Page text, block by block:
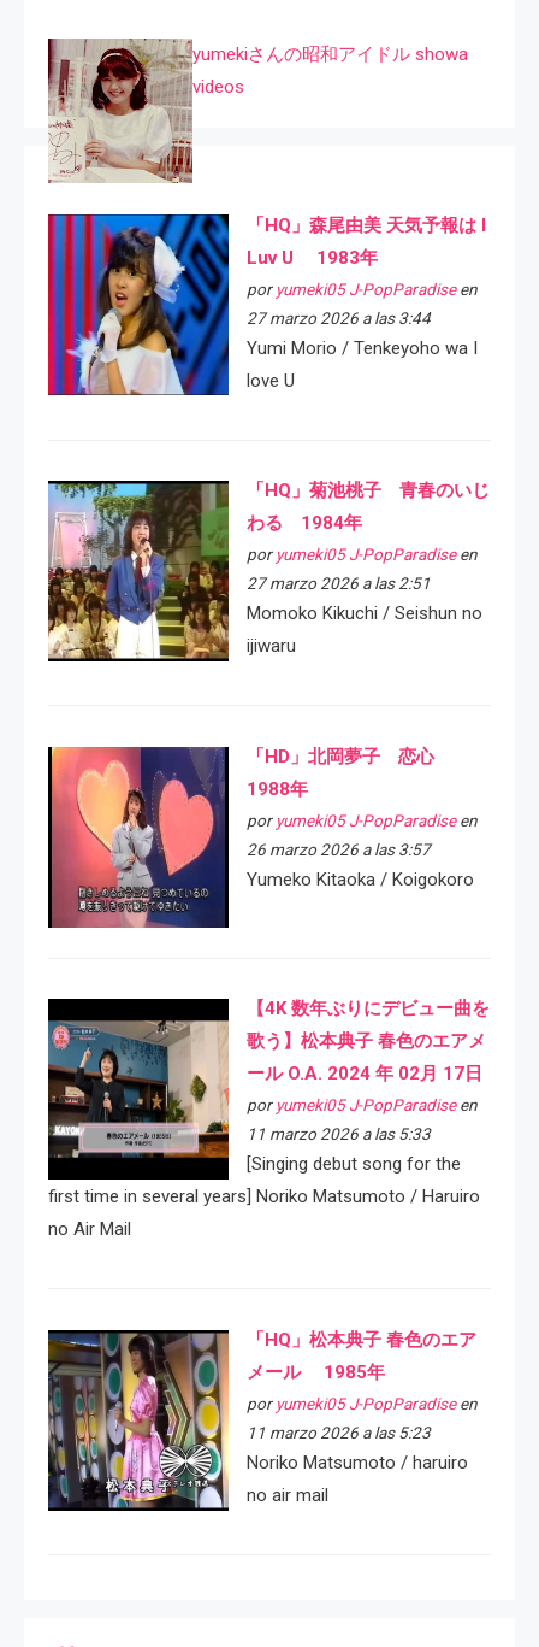
yumekiさんの昭和アイドル showa
videos
「HQ」森尾由美 天気予報は I
Luv U 1983年
por yumeki05 J-PopParadiseen
27 marzo 2026 a las 3:44
Yumi Morio / Tenkeyoho wa I
love U
「HQ」菊池桃子 青春のいじ
わる 1984年
por yumeki05 J-PopParadiseen
27 marzo 2026 a las 2:51
Momoko Kikuchi / Seishun no
ijiwaru
「HD」北岡夢子 恋心
1988年
por yumeki05 J-PopParadiseen
26 marzo 2026 a las 3:57
Yumeko Kitaoka / Koigokoro
【4K 数年ぶりにデビュー曲を
歌う】松本典子 春色のエアメ
ール O.A. 2024 年 02月 17日
por yumeki05 J-PopParadiseen
11 marzo 2026 a las 5:33
[Singing debut song for the
first time in several years] Noriko Matsumoto / Haruiro
no Air Mail
「HQ」松本典子 春色のエア
メール 1985年
por yumeki05 J-PopParadiseen
11 marzo 2026 a las 5:23
Noriko Matsumoto / haruiro
no air mail